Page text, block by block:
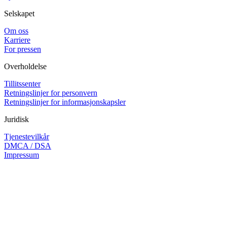
Selskapet
Om oss
Karriere
For pressen
Overholdelse
Tillitssenter
Retningslinjer for personvern
Retningslinjer for informasjonskapsler
Juridisk
Tjenestevilkår
DMCA / DSA
Impressum